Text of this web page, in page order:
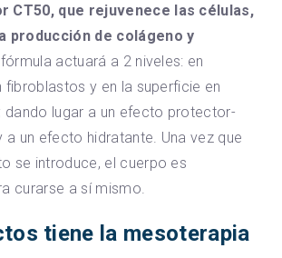
CT50, que rejuvenece las células,
producción de colágeno y
fórmula actuará a 2 niveles: en
fibroblastos y en la superficie en
dando lugar a un efecto protector-
a un efecto hidratante. Una vez que
se introduce, el cuerpo es
curarse a sí mismo.
tiene la mesoterapia